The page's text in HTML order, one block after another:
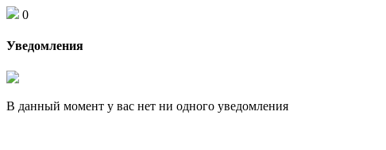
0
Уведомления
В данный момент у вас нет ни одного уведомления